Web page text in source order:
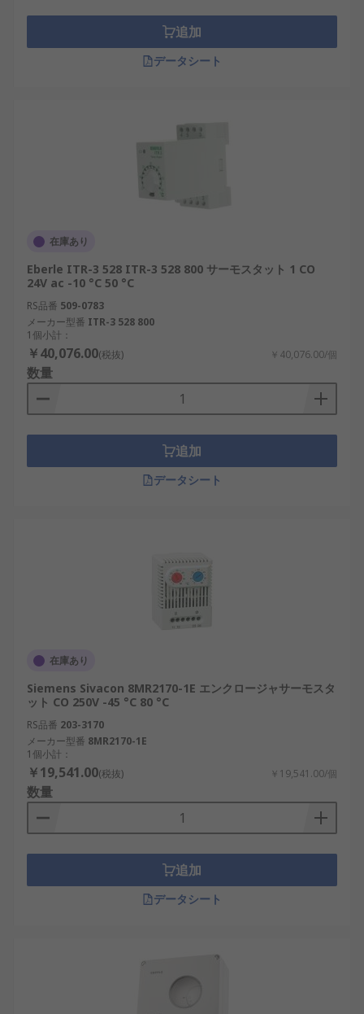
追加
データシート
在庫あり
Eberle ITR-3 528 ITR-3 528 800 サーモスタット 1 CO
24V ac -10 °C 50 °C
RS品番 509-0783
メーカー型番 ITR-3 528 800
1個小計：
￥40,076.00(税抜) ￥40,076.00/個
数量
追加
データシート
在庫あり
Siemens Sivacon 8MR2170-1E エンクロージャサーモスタ
ット CO 250V -45 °C 80 °C
RS品番 203-3170
メーカー型番 8MR2170-1E
1個小計：
￥19,541.00(税抜) ￥19,541.00/個
数量
追加
データシート